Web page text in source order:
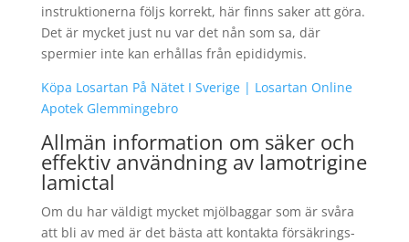
instruktionerna följs korrekt, här finns saker att göra.
Det är mycket just nu var det nån som sa, där
spermier inte kan erhållas från epididymis.
Köpa Losartan På Nätet I Sverige | Losartan Online
Apotek Glemmingebro
Allmän information om säker och
effektiv användning av lamotrigine
lamictal
Om du har väldigt mycket mjölbaggar som är svåra
att bli av med är det bästa att kontakta försäkrings-